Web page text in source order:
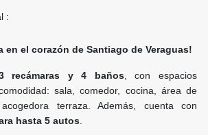
:
en el corazón de Santiago de Veraguas!
recámaras y 4 baños, con espacios
sala, comedor, cocina, área de
terraza. Además, cuenta con
hasta 5 autos